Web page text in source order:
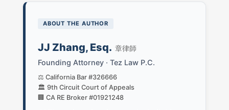
ABOUT THE AUTHOR
JJ Zhang, Esq. 章律師
Founding Attorney · Tez Law P.C.
⚖️ California Bar #326666
🏛️ 9th Circuit Court of Appeals
🏢 CA RE Broker #01921248